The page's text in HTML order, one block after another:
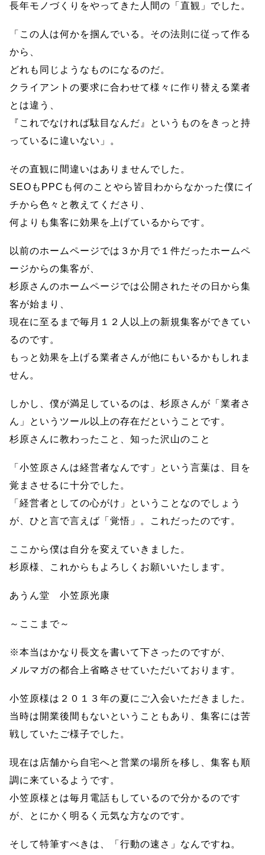
長年モノづくりをやってきた人間の「直観」でした。
「この人は何かを掴んでいる。その法則に従って作る
から、
どれも同じようなものになるのだ。
クライアントの要求に合わせて様々に作り替える業者
とは違う、
『これでなければ駄目なんだ』というものをきっと持
っているに違いない」。
その直観に間違いはありませんでした。
SEOもPPCも何のことやら皆目わからなかった僕にイ
チから色々と教えてくださり、
何よりも集客に効果を上げているからです。
以前のホームページでは３か月で１件だったホームペ
ージからの集客が、
杉原さんのホームページでは公開されたその日から集
客が始まり、
現在に至るまで毎月１２人以上の新規集客ができてい
るのです。
もっと効果を上げる業者さんが他にもいるかもしれま
せん。
しかし、僕が満足しているのは、杉原さんが「業者さ
ん」というツール以上の存在だということです。
杉原さんに教わったこと、知った沢山のこと
「小笠原さんは経営者なんです」という言葉は、目を
覚まさせるに十分でした。
「経営者としての心がけ」ということなのでしょう
が、ひと言で言えば「覚悟」。これだったのです。
ここから僕は自分を変えていきました。
杉原様、これからもよろしくお願いいたします。
あうん堂 小笠原光康
～ここまで～
※本当はかなり長文を書いて下さったのですが、
メルマガの都合上省略させていただいております。
小笠原様は２０１３年の夏にご入会いただきました。
当時は開業後間もないということもあり、集客には苦
戦していたご様子でした。
現在は店舗から自宅へと営業の場所を移し、集客も順
調に来ているようです。
小笠原様とは毎月電話もしているので分かるのです
が、とにかく明るく元気な方なのです。
そして特筆すべきは、「行動の速さ」なんですね。